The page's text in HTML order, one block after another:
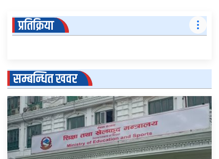
प्रतिक्रिया
सम्बन्धित खवर